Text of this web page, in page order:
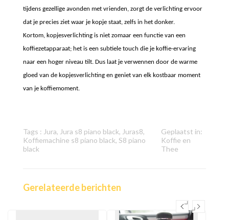
tijdens gezellige avonden met vrienden, zorgt de verlichting ervoor
dat je precies ziet waar je kopje staat, zelfs in het donker.
Kortom, kopjesverlichting is niet zomaar een functie van een
koffiezetapparaat; het is een subtiele touch die je koffie-ervaring
naar een hoger niveau tilt. Dus laat je verwennen door de warme
gloed van de kopjesverlichting en geniet van elk kostbaar moment
van je koffiemoment.
Tags : Jura, Jura s8 piano black, Juras8,
Koffiemachine s8 piano black, S8 piano
black
Geplaatst in:
Koffie en
Thee
Gerelateerde berichten